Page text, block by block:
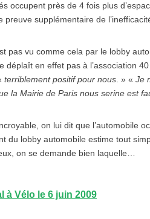
occupent près de 4 fois plus
preuve supplémentaire de
pas vu comme cela par le lobby
déplaît en effet pas à l’association
terriblement positif pour nous . » « Je
la Mairie de Paris nous serine est
on lui dit que l’automobile
du lobby automobile estime tout
on se demande bien laquelle…
à Vélo le 6 juin 2009